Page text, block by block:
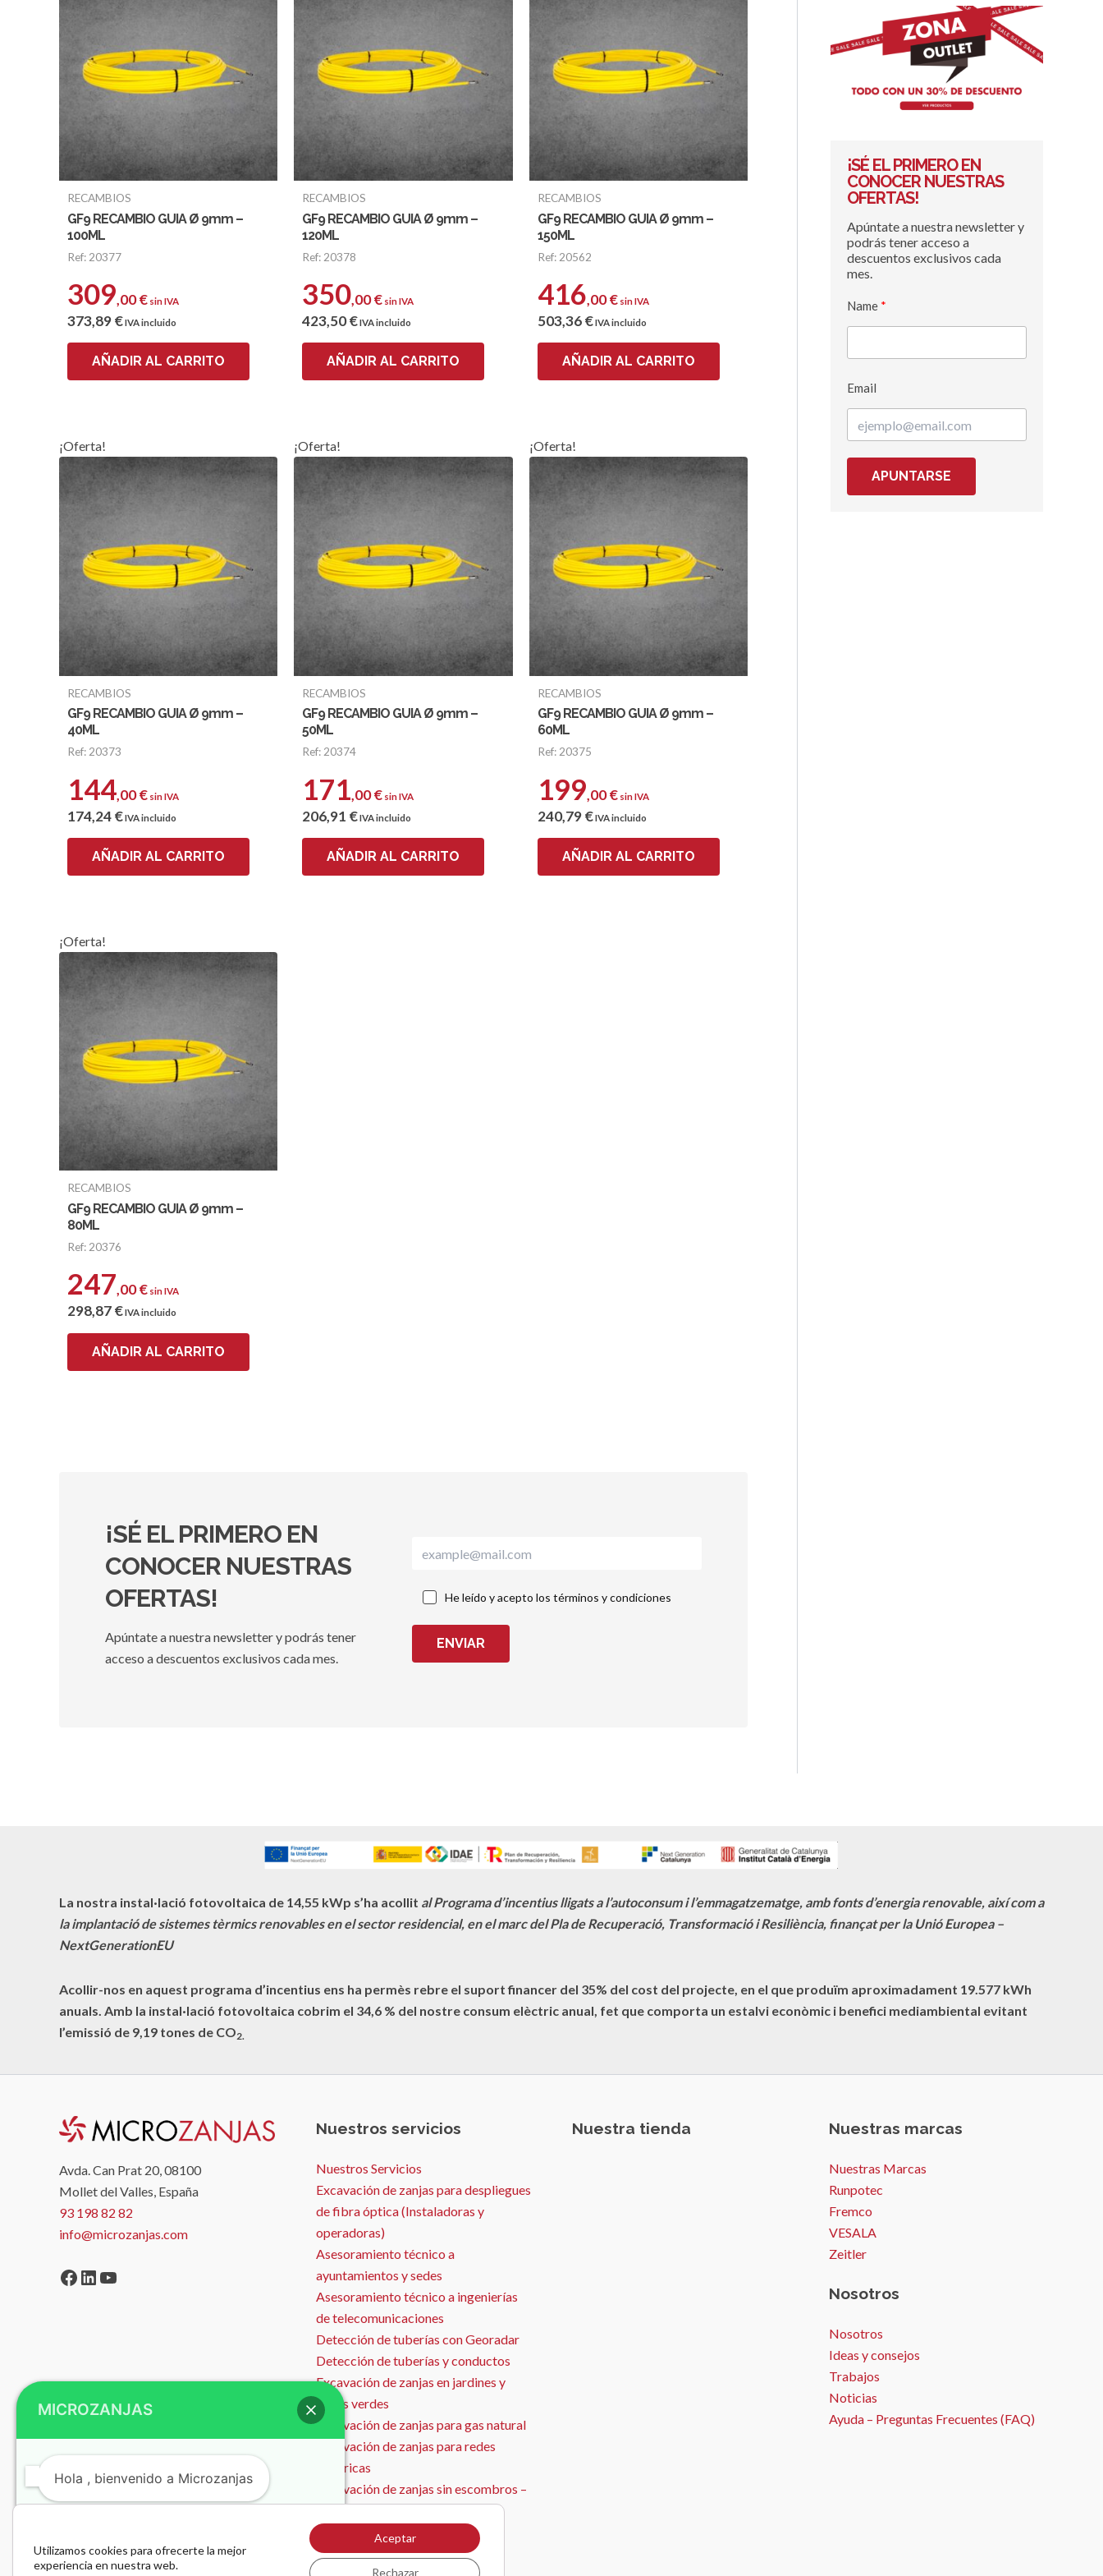
RECAMBIOS
GF9 RECAMBIO GUIA Ø 9mm –
100ML
Ref: 20377
309,00€ sin IVA
373,89€IVA incluido
AÑADIR AL CARRITO
RECAMBIOS
GF9 RECAMBIO GUIA Ø 9mm –
120ML
Ref: 20378
350,00€ sin IVA
423,50€IVA incluido
AÑADIR AL CARRITO
RECAMBIOS
GF9 RECAMBIO GUIA Ø 9mm –
150ML
Ref: 20562
416,00 €sin IVA
503,36 €IVA incluido
AÑADIR AL CARRITO
¡Oferta!
RECAMBIOS
GF9 RECAMBIO GUIA Ø 9mm –
40ML
Ref: 20373
144,00€ sin IVA
174,24€IVA incluido
AÑADIR AL CARRITO
¡Oferta!
RECAMBIOS
GF9 RECAMBIO GUIA Ø 9mm –
50ML
Ref: 20374
171,00€ sin IVA
206,91 €IVA incluido
AÑADIR AL CARRITO
¡Oferta!
RECAMBIOS
GF9 RECAMBIO GUIA Ø 9mm –
60ML
Ref: 20375
199,00 €sin IVA
240,79 €IVA incluido
AÑADIR AL CARRITO
¡Oferta!
RECAMBIOS
GF9 RECAMBIO GUIA Ø 9mm –
80ML
Ref: 20376
247,00€ sin IVA
298,87€IVA incluido
AÑADIR AL CARRITO
¡SÉ EL PRIMERO EN
CONOCER NUESTRAS
OFERTAS!
Apúntate a nuestra newsletter y podrás tener
acceso a descuentos exclusivos cada mes.
He leído y acepto los términos y condiciones
ENVIAR
¡SÉ EL PRIMERO EN
CONOCER NUESTRAS
OFERTAS!
Apúntate a nuestra newsletter y
podrás tener acceso a
descuentos exclusivos cada
mes.
Name
Email
APUNTARSE
La nostra instal·lació fotovoltaica de 14,55 kWp s’ha acollit al Programa d’incentius lligats a l’autoconsum i l’emmagatzematge, amb fonts d’energia renovable, així com a
la implantació de sistemes tèrmics renovables en el sector residencial, en el marc del Pla de Recuperació, Transformació i Resiliència, finançat per la Unió Europea –
NextGenerationEU
Acollir-nos en aquest programa d’incentius ens ha permès rebre el suport financer del 35% del cost del projecte, en el que produïm aproximadament 19.577 kWh
anuals. Amb la instal·lació fotovoltaica cobrim el 34,6 % del nostre consum elèctric anual, fet que comporta un estalvi econòmic i benefici mediambiental evitant
l’emissió de 9,19 tones de CO2.
Avda. Can Prat 20, 08100
Mollet del Valles, España
93 198 82 82
info@microzanjas.com
Facebook
LinkedIn
YouTube
Nuestros servicios
Nuestros Servicios
Excavación de zanjas para despliegues
de fibra óptica (Instaladoras y
operadoras)
Asesoramiento técnico a
ayuntamientos y sedes
Asesoramiento técnico a ingenierías
de telecomunicaciones
Detección de tuberías con Georadar
Detección de tuberías y conductos
Excavación de zanjas en jardines y
zonas verdes
Excavación de zanjas para gas natural
Excavación de zanjas para redes
eléctricas
Excavación de zanjas sin escombros –
Microzanja con aspirado
Instalación de sensores
Obra Civil
Nuestra tienda Nuestras marcas
Nuestras Marcas
Runpotec
Fremco
VESALA
Zeitler
Nosotros
Nosotros
Ideas y consejos
Trabajos
Noticias
Ayuda – Preguntas Frecuentes (FAQ)
Utilizamos cookies para ofrecerte la mejor
experiencia en nuestra web.
Aceptar
Rechazar
MICROZANJAS
Hola , bienvenido a Microzanjas